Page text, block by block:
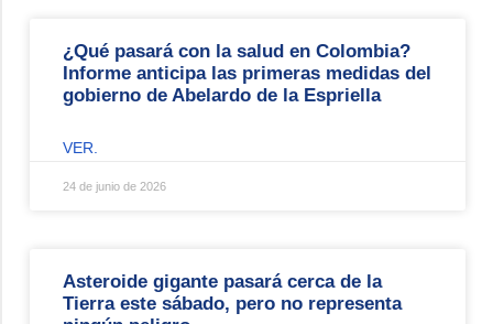
¿Qué pasará con la salud en Colombia?
Informe anticipa las primeras medidas del
gobierno de Abelardo de la Espriella
VER.
24 de junio de 2026
Asteroide gigante pasará cerca de la
Tierra este sábado, pero no representa